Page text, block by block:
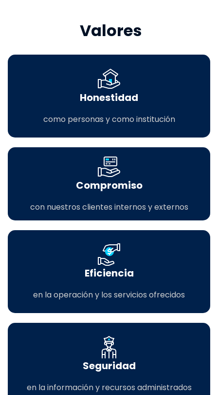
Valores
Honestidad
como personas y como institución
Compromiso
con nuestros clientes internos y externos
Eficiencia
en la operación y los servicios ofrecidos
Seguridad
en la información y recursos administrados